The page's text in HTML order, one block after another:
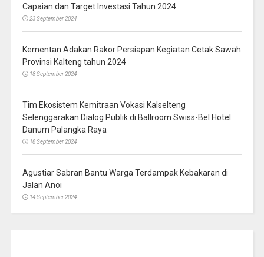
Capaian dan Target Investasi Tahun 2024
23 September 2024
Kementan Adakan Rakor Persiapan Kegiatan Cetak Sawah
Provinsi Kalteng tahun 2024
18 September 2024
Tim Ekosistem Kemitraan Vokasi Kalselteng
Selenggarakan Dialog Publik di Ballroom Swiss-Bel Hotel
Danum Palangka Raya
18 September 2024
Agustiar Sabran Bantu Warga Terdampak Kebakaran di
Jalan Anoi
14 September 2024